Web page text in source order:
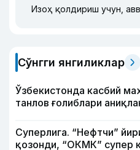
Изоҳ қолдириш учун,
Сўнгги янгиликлар
Ўзбекистонда касбий
танлов ғолиблари
Суперлига. “Нефтчи”
қозонди, “ОКМК” супер